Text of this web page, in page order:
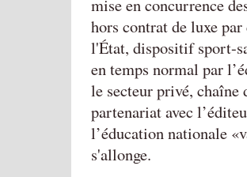
mise en concurrence
hors contrat de luxe
l'État, dispositif sport-
en temps normal par
le secteur privé,
partenariat avec
l’éducation nationale
s'allonge.